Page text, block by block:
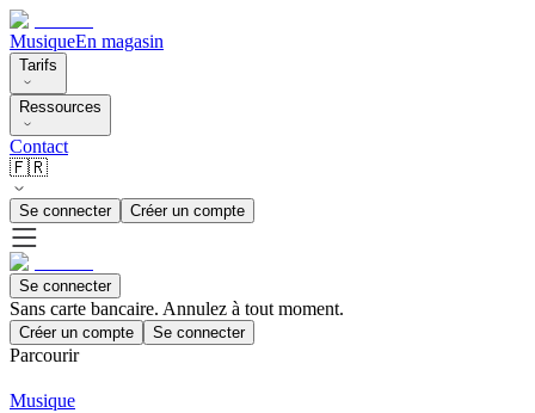
MusiqueEn magasin
Tarifs
Ressources
Contact
🇫🇷
Se connecter Créer un compte
Se connecter
Sans carte bancaire. Annulez à tout moment.
Créer un compte Se connecter
Parcourir
Musique